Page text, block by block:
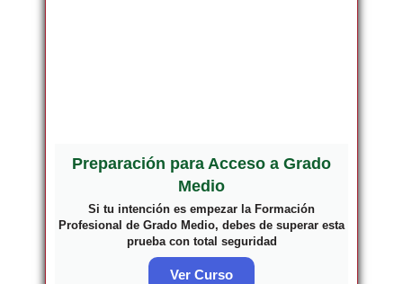
Preparación para Acceso a Grado
Medio
Si tu intención es empezar la Formación
Profesional de Grado Medio, debes de superar esta
prueba con total seguridad
Ver Curso